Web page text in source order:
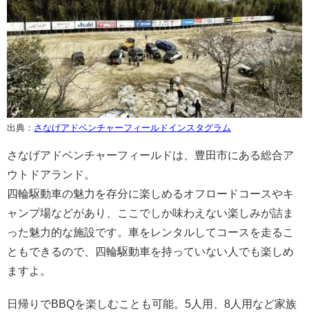
出典： さなげアドベンチャーフィールドインスタグラム
さなげアドベンチャーフィールドは、豊田市にある総合ア
ウトドアランド。
四輪駆動車の魅力を存分に楽しめるオフロードコースやキ
ャンプ場などがあり、ここでしか味わえない楽しみが詰ま
った魅力的な施設です。車をレンタルしてコースを走るこ
ともできるので、四輪駆動車を持っていない人でも楽しめ
ますよ。
日帰りでBBQを楽しむことも可能。5人用、8人用など家族